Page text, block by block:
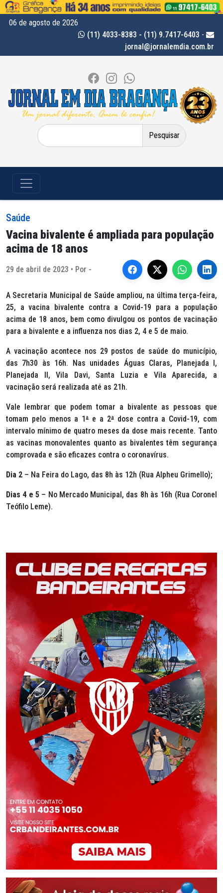
06 de agosto de 2026
(11) 4033-8383 - (11) 9.7417-6403 -
jornal@jornalemdia.com.br
Pesquisar
por:
Saúde
Vacina bivalente é ampliada para população
acima de 18 anos
29 de abril de 2023 • Por -
A Secretaria Municipal de Saúde ampliou, na última terça-feira,
25, a vacina bivalente contra a Covid-19 para a população
acima de 18 anos, bem como divulgou os pontos de vacinação
para a bivalente e a influenza nos dias 2, 4 e 5 de maio.
A vacinação acontece nos 29 postos de saúde do município,
das 7h30 às 16h. Nas unidades Águas Claras, Planejada I,
Planejada II, Vila Davi, Santa Luzia e Vila Aparecida, a
vacinação será realizada até as 21h.
Vale lembrar que podem tomar a bivalente as pessoas que
tomam pelo menos a 1ªe a 2ªdose contra a Covid-19, com
intervalo mínimo de quatro meses da dose mais recente. Tanto
as vacinas monovalentes quanto as bivalentes têm segurança
comprovada e são eficazes contra o coronavírus.
Dia 2 – Na Feira do Lago, das 8h às 12h (Rua Alpheu Grimello);
Dias 4 e 5– No Mercado Municipal, das 8h às 16h (Rua Coronel
Teófilo Leme).